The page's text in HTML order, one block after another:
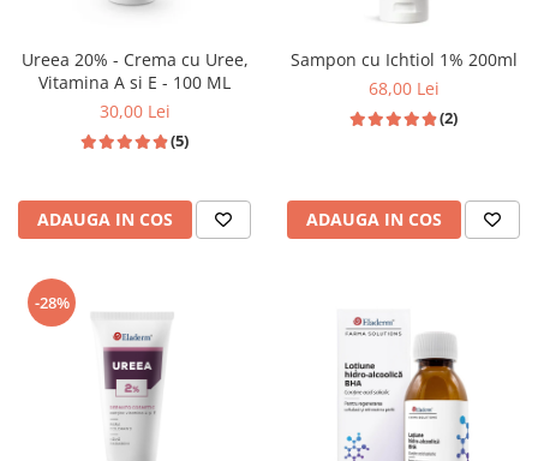
Ureea 20% - Crema cu Uree,
Vitamina A si E - 100 ML
30,00 Lei
(5)
ADAUGA IN COS
Sampon cu Ichtiol 1% 200ml
68,00 Lei
(2)
ADAUGA IN COS
-28%